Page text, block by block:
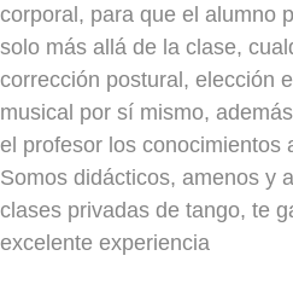
VIERNES
LUNES
corporal, para que el alumno
solo más allá de la clase,
corrección postural, elección
musical por sí mismo,
el profesor los conocimientos
Somos didácticos, amenos y
clases privadas de tango, te
excelente experiencia